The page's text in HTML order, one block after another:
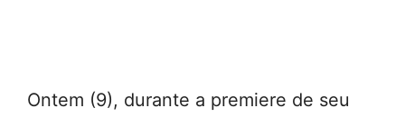
Ontem (9), durante a premiere de seu